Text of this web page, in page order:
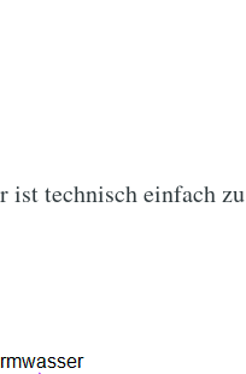
ist technisch einfach zu